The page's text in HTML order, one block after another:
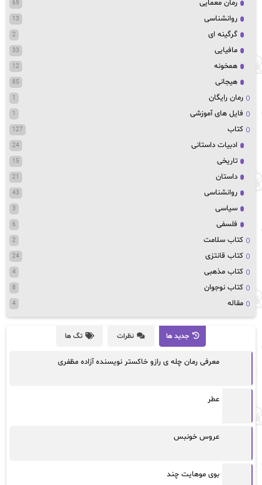
رمان معمایی 69
روانشناسی 13
گرگینه ای 2
مافیایی 33
همخونه 12
هیجانی 85
رمان رایگان 1
فایل های آموزشی 1
کتاب 127
ادبیات داستانی 24
تاریخی 15
داستان 21
روانشناسی 43
سیاسی 3
فلسفی 6
کتاب سلامت 2
کتاب قانتزی 24
کتاب مذهبی 4
کتاب نوجوان 8
مقاله 4
جدید ها نظرات تگ ها
معرفی رمان چله ی رازو خاکستر نویسنده آزاده مظفری
عطر
عروس خونبس
بوی موهایت چند